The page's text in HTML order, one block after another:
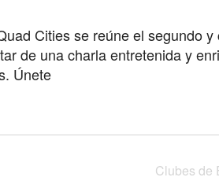
Cities se reúne el segundo
de una charla entretenida y
Únete
Clubes de